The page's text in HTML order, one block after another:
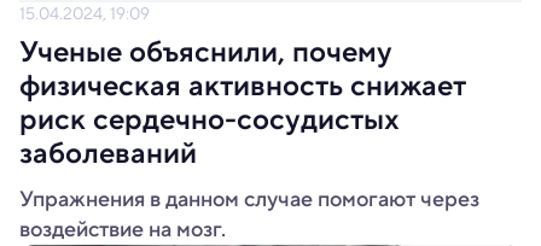
15.04.2024, 19:09
Ученые объяснили, почему
физическая активность снижает
риск сердечно-сосудистых
заболеваний
Упражнения в данном случае помогают через
воздействие на мозг.